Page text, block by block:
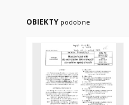
OBIEKTY podobne